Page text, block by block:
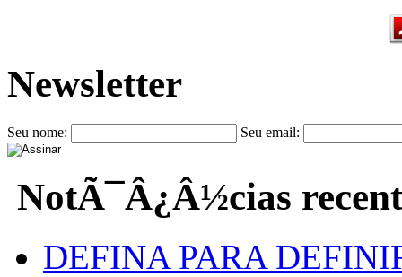
Newsletter
Seu nome: Seu email:
NotÃ¯Â¿Â½cias
DEFINA PARA